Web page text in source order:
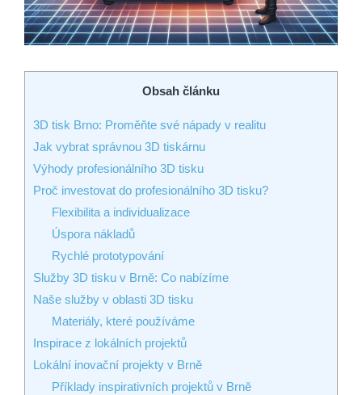
Obsah článku
3D tisk Brno: Proměňte své nápady v realitu
Jak vybrat správnou 3D tiskárnu
Výhody profesionálního 3D tisku
Proč investovat do profesionálního 3D tisku?
Flexibilita a individualizace
Úspora nákladů
Rychlé prototypování
Služby 3D tisku v Brně: Co nabízíme
Naše služby v oblasti 3D tisku
Materiály, které používáme
Inspirace z lokálních projektů
Lokální inovační projekty v Brně
Příklady inspirativních projektů v Brně